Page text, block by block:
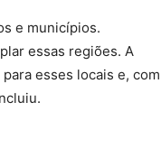
e municípios.
essas regiões. A
esses locais e, com